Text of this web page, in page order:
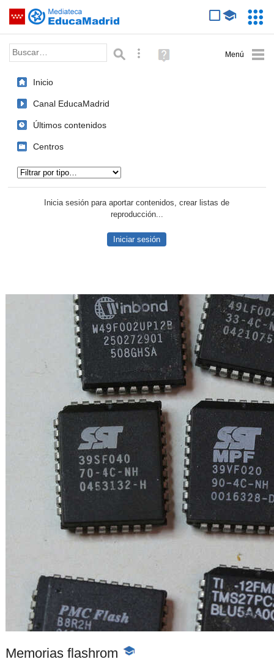
Saltar navegación
Palabra o frase: Búsqueda avanzada
Ayuda
(en
Inicio
Canal EducaMadrid
Últimos contenidos
Centros
Inicia sesión para aportar contenidos, crear listas de
reproducción...
Iniciar sesión
Memorias flashrom
-